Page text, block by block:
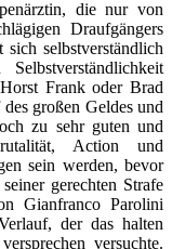
die nur von
Draufgängers
selbstverständlich
Frank oder Brad
großen Geldes und
zu sehr guten und
Action und
sein werden, bevor
gerechten Strafe
Gianfranco Parolini
der das halten
versuchte.